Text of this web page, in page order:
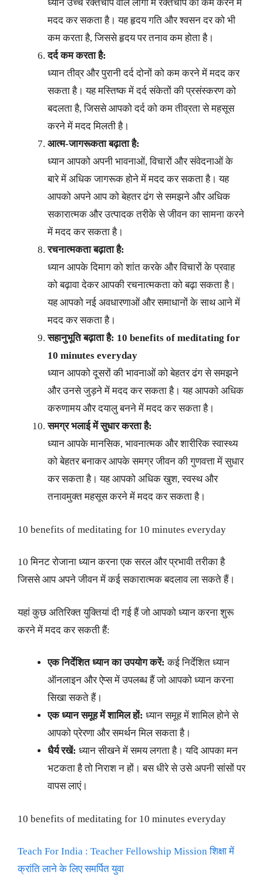
ध्यान उच्च रक्तचाप वाले लोगों में रक्तचाप को कम करने में
मदद कर सकता है। यह हृदय गति और श्वसन दर को भी
कम करता है, जिससे हृदय पर तनाव कम होता है।
दर्द कम करता है:
ध्यान तीव्र और पुरानी दर्द दोनों को कम करने में मदद कर
सकता है। यह मस्तिष्क में दर्द संकेतों की प्रसंस्करण को
बदलता है, जिससे आपको दर्द को कम तीव्रता से महसूस
करने में मदद मिलती है।
आत्म-जागरूकता बढ़ाता है:
ध्यान आपको अपनी भावनाओं, विचारों और संवेदनाओं के
बारे में अधिक जागरूक होने में मदद कर सकता है। यह
आपको अपने आप को बेहतर ढंग से समझने और अधिक
सकारात्मक और उत्पादक तरीके से जीवन का सामना करने
में मदद कर सकता है।
रचनात्मकता बढ़ाता है:
ध्यान आपके दिमाग को शांत करके और विचारों के प्रवाह
को बढ़ावा देकर आपकी रचनात्मकता को बढ़ा सकता है।
यह आपको नई अवधारणाओं और समाधानों के साथ आने में
मदद कर सकता है।
सहानुभूति बढ़ाता है: 10 benefits of meditating for
10 minutes everyday
ध्यान आपको दूसरों की भावनाओं को बेहतर ढंग से समझने
और उनसे जुड़ने में मदद कर सकता है। यह आपको अधिक
करुणामय और दयालु बनने में मदद कर सकता है।
समग्र भलाई में सुधार करता है:
ध्यान आपके मानसिक, भावनात्मक और शारीरिक स्वास्थ्य
को बेहतर बनाकर आपके समग्र जीवन की गुणवत्ता में सुधार
कर सकता है। यह आपको अधिक खुश, स्वस्थ और
तनावमुक्त महसूस करने में मदद कर सकता है।
10 benefits of meditating for 10 minutes everyday
10 मिनट रोजाना ध्यान करना एक सरल और प्रभावी तरीका है
जिससे आप अपने जीवन में कई सकारात्मक बदलाव ला सकते हैं।
यहां कुछ अतिरिक्त युक्तियां दी गई हैं जो आपको ध्यान करना शुरू
करने में मदद कर सकती हैं:
एक निर्देशित ध्यान का उपयोग करें: कई निर्देशित ध्यान
ऑनलाइन और ऐप्स में उपलब्ध हैं जो आपको ध्यान करना
सिखा सकते हैं।
एक ध्यान समूह में शामिल हों: ध्यान समूह में शामिल होने से
आपको प्रेरणा और समर्थन मिल सकता है।
धैर्य रखें: ध्यान सीखने में समय लगता है। यदि आपका मन
भटकता है तो निराश न हों। बस धीरे से उसे अपनी सांसों पर
वापस लाएं।
10 benefits of meditating for 10 minutes everyday
Teach For India : Teacher Fellowship Mission शिक्षा में
क्रांति लाने के लिए समर्पित युवा